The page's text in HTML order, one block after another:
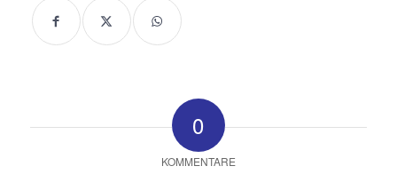
0
KOMMENTARE